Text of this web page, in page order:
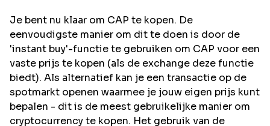
Je bent nu klaar om CAP te kopen. De
eenvoudigste manier om dit te doen is door de
'instant buy'-functie te gebruiken om CAP voor een
vaste prijs te kopen (als de exchange deze functie
biedt). Als alternatief kan je een transactie op de
spotmarkt openen waarmee je jouw eigen prijs kunt
bepalen - dit is de meest gebruikelijke manier om
cryptocurrency te kopen. Het gebruik van de